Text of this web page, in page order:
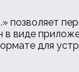
виде
для